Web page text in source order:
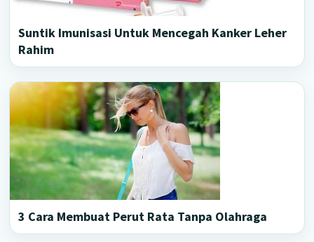
Suntik Imunisasi Untuk Mencegah Kanker Leher
Rahim
3 Cara Membuat Perut Rata Tanpa Olahraga